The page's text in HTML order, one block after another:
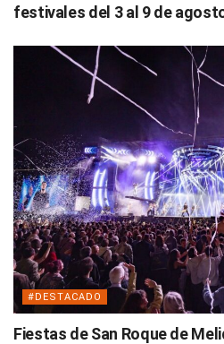
festivales del 3 al 9 de
#DESTACADO
Fiestas de San Roque de